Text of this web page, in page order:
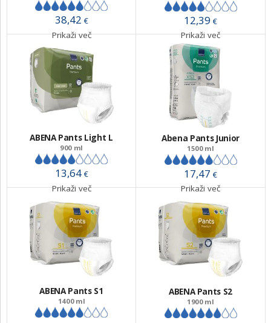
38,42 €
Prikaži več
12,39 €
Prikaži več
ABENA Pants Light L
900 ml
13,64 €
Prikaži več
Abena Pants Junior
1500 ml
17,47 €
Prikaži več
ABENA Pants S1
1400 ml
ABENA Pants S2
1900 ml